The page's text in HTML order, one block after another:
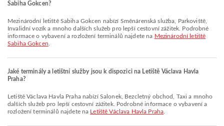
Sabiha Gokcen?
Mezinárodní letiště Sabiha Gokcen nabízí Směnárenská služba, Parkoviště,
Invalidní vozík a mnoho dalších služeb pro lepší cestovní zážitek. Podrobné
informace o vybavení a rozložení terminálů najdete na Mezinárodní letiště
Sabiha Gokcen
Jaké terminály a letištní služby jsou k dispozici na Letiště Václava Havla
Praha?
Letiště Václava Havla Praha nabízí Salonek, Bezcletný obchod, Taxi a mnoho
dalších služeb pro lepší cestovní zážitek. Podrobné informace o vybavení a
rozložení terminálů najdete na Letiště Václava Havla Praha